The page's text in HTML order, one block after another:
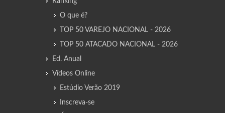
O que é?
TOP 50 VAREJO NACIONAL - 2026
TOP 50 ATACADO NACIONAL - 2026
Ed. Anual
Vídeos Online
Estúdio Verão 2019
Inscreva-se